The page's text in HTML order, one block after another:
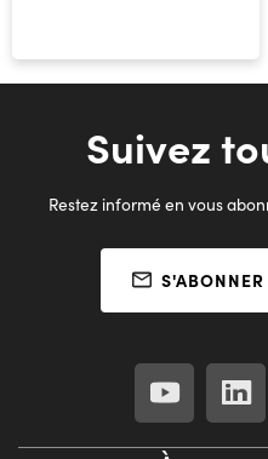
Suivez
Restez informé en vous